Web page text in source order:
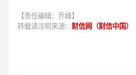
【责任编辑：乔峰】
转载请注明来源： 财信网（财信中国）